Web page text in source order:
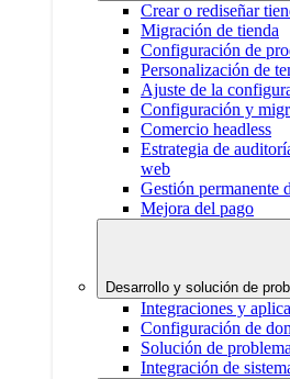
Crear o rediseñar
Migración de tienda
Configuración de
Personalización de
Ajuste de la
Configuración y
Comercio headless
Estrategia de
web
Gestión permanente
Mejora del pago
Desarrollo y solución de
Integraciones y
Configuración de
Solución de
Integración de